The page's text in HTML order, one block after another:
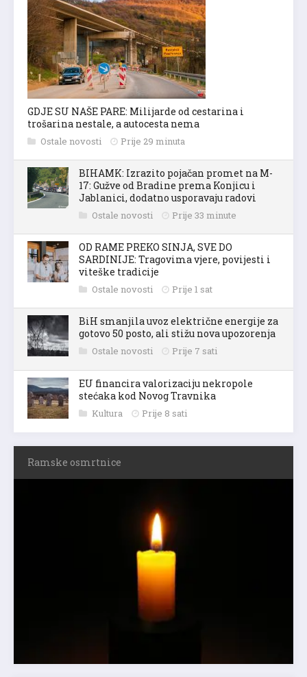
GDJE SU NAŠE PARE: Milijarde od cestarina i
trošarina nestale, a autocesta nema
Ostale novosti Prije 29 minuta
BIHAMK: Izrazito pojačan promet na M-
17: Gužve od Bradine prema Konjicu i
Jablanici, dodatno usporavaju radovi
Ostale novosti Prije 33 minute
OD RAME PREKO SINJA, SVE DO
SARDINIJE: Tragovima vjere, povijesti i
viteške tradicije
Ostale novosti Prije 1 sat
BiH smanjila uvoz električne energije za
gotovo 50 posto, ali stižu nova upozorenja
Ostale novosti Prije 7 sati
EU financira valorizaciju nekropole
stećaka kod Novog Travnika
Kultura Prije 8 sati
Ramske osmrtnice